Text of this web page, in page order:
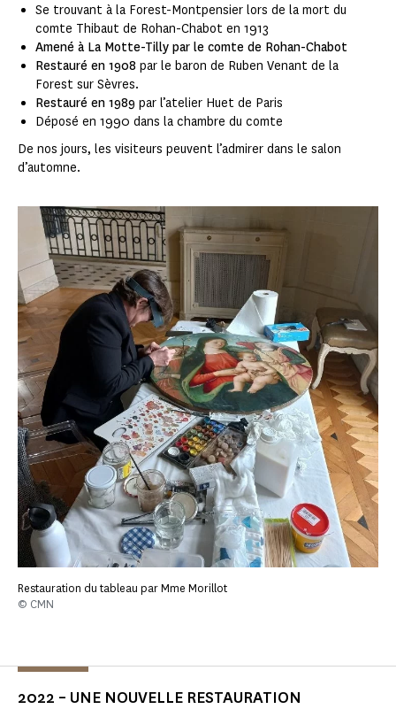
Se trouvant à la Forest-Montpensier lors de la mort du
comte Thibaut de Rohan-Chabot en 1913
Amené à La Motte-Tilly par le comte de Rohan-Chabot
Restauré en 1908 par le baron de Ruben Venant de la
Forest sur Sèvres.
Restauré en 1989 par l’atelier Huet de Paris
Déposé en 1990 dans la chambre du comte
De nos jours, les visiteurs peuvent l’admirer dans le salon
d’automne.
Restauration du tableau par Mme Morillot
© CMN
2022 – UNE NOUVELLE RESTAURATION